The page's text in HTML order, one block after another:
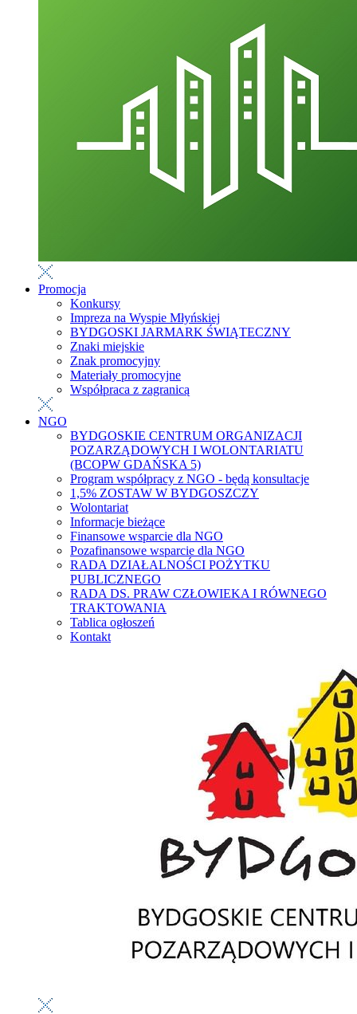
Promocja
Konkursy
Impreza na Wyspie Młyńskiej
BYDGOSKI JARMARK ŚWIĄTECZNY
Znaki miejskie
Znak promocyjny
Materiały promocyjne
Współpraca z zagranicą
NGO
BYDGOSKIE CENTRUM ORGANIZACJI
POZARZĄDOWYCH I WOLONTARIATU
(BCOPW GDAŃSKA 5)
Program współpracy z NGO - będą konsultacje
1,5% ZOSTAW W BYDGOSZCZY
Wolontariat
Informacje bieżące
Finansowe wsparcie dla NGO
Pozafinansowe wsparcie dla NGO
RADA DZIAŁALNOŚCI POŻYTKU
PUBLICZNEGO
RADA DS. PRAW CZŁOWIEKA I RÓWNEGO
TRAKTOWANIA
Tablica ogłoszeń
Kontakt